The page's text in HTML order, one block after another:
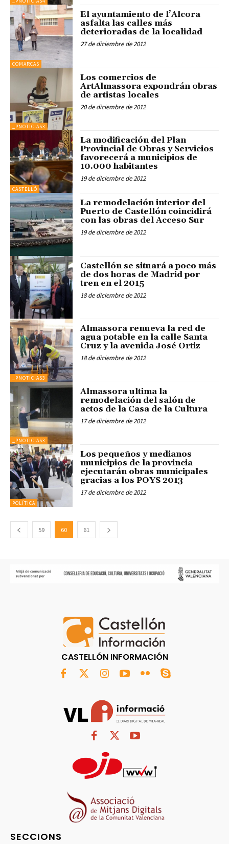
COMARCAS
El ayuntamiento de l’Alcora
asfalta las calles más
deterioradas de la localidad
27 de diciembre de 2012
_PNOTICIAS3
Los comercios de
ArtAlmassora expondrán obras
de artistas locales
20 de diciembre de 2012
CASTELLÓ
La modificación del Plan
Provincial de Obras y Servicios
favorecerá a municipios de
10.000 habitantes
19 de diciembre de 2012
La remodelación interior del
Puerto de Castellón coincidirá
con las obras del Acceso Sur
19 de diciembre de 2012
Castellón se situará a poco más
de dos horas de Madrid por
tren en el 2015
18 de diciembre de 2012
_PNOTICIAS3
Almassora renueva la red de
agua potable en la calle Santa
Cruz y la avenida José Ortiz
18 de diciembre de 2012
_PNOTICIAS3
Almassora ultima la
remodelación del salón de
actos de la Casa de la Cultura
17 de diciembre de 2012
POLÍTICA
Los pequeños y medianos
municipios de la provincia
ejecutarán obras municipales
gracias a los POYS 2013
17 de diciembre de 2012
59 60 61
CASTELLÓN INFORMACIÓN
SECCIONS